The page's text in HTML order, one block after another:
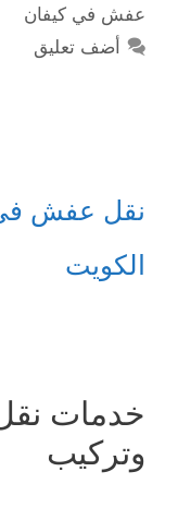
عفش في كيفان
أضف تعليق
نقل عفش
الكويت
خدمات
وتركيب